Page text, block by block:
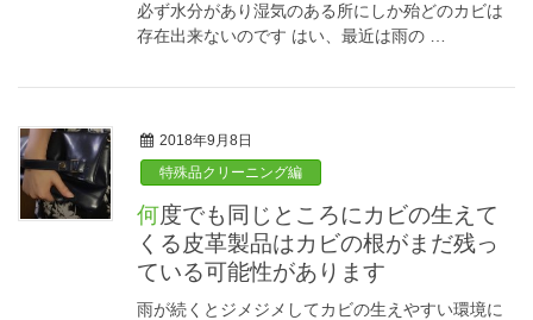
必ず水分があり湿気のある所にしか殆どのカビは
存在出来ないのです はい、最近は雨の …
2018年9月8日
特殊品クリーニング編
何度でも同じところにカビの生えて
くる皮革製品はカビの根がまだ残っ
ている可能性があります
雨が続くとジメジメしてカビの生えやすい環境に